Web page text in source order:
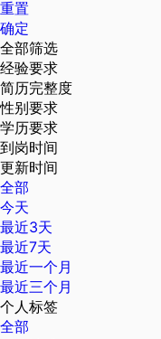
重置
确定
全部筛选
经验要求
简历完整度
性别要求
学历要求
到岗时间
更新时间
全部
今天
最近3天
最近7天
最近一个月
最近三个月
个人标签
全部